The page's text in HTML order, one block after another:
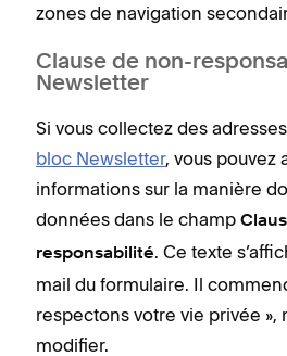
zones de navigation
Clause de non-
Newsletter
Si vous collectez des
bloc Newsletter, vous pouvez
informations sur la manière
données dans le champ
responsabilité. Ce texte
mail du formulaire. Il
respectons votre vie privée »,
modifier.